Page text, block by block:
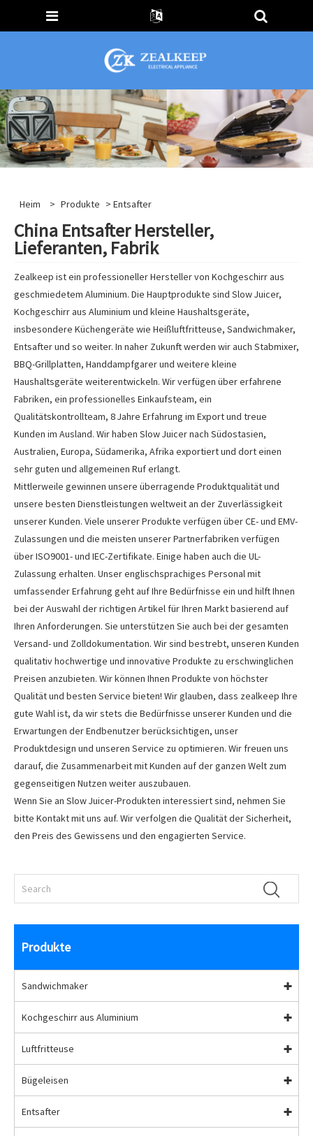
Heim > Produkte > Entsafter
China Entsafter Hersteller,
Lieferanten, Fabrik
Zealkeep ist ein professioneller Hersteller von Kochgeschirr aus
geschmiedetem Aluminium. Die Hauptprodukte sind Slow Juicer,
Kochgeschirr aus Aluminium und kleine Haushaltsgeräte,
insbesondere Küchengeräte wie Heißluftfritteuse, Sandwichmaker,
Entsafter und so weiter. In naher Zukunft werden wir auch Stabmixer,
BBQ-Grillplatten, Handdampfgarer und weitere kleine
Haushaltsgeräte weiterentwickeln. Wir verfügen über erfahrene
Fabriken, ein professionelles Einkaufsteam, ein
Qualitätskontrollteam, 8 Jahre Erfahrung im Export und treue
Kunden im Ausland. Wir haben Slow Juicer nach Südostasien,
Australien, Europa, Südamerika, Afrika exportiert und dort einen
sehr guten und allgemeinen Ruf erlangt.
Mittlerweile gewinnen unsere überragende Produktqualität und
unsere besten Dienstleistungen weltweit an der Zuverlässigkeit
unserer Kunden. Viele unserer Produkte verfügen über CE- und EMV-
Zulassungen und die meisten unserer Partnerfabriken verfügen
über ISO9001- und IEC-Zertifikate. Einige haben auch die UL-
Zulassung erhalten. Unser englischsprachiges Personal mit
umfassender Erfahrung geht auf Ihre Bedürfnisse ein und hilft Ihnen
bei der Auswahl der richtigen Artikel für Ihren Markt basierend auf
Ihren Anforderungen. Sie unterstützen Sie auch bei der gesamten
Versand- und Zolldokumentation. Wir sind bestrebt, unseren Kunden
qualitativ hochwertige und innovative Produkte zu erschwinglichen
Preisen anzubieten. Wir können Ihnen Produkte von höchster
Qualität und besten Service bieten! Wir glauben, dass zealkeep Ihre
gute Wahl ist, da wir stets die Bedürfnisse unserer Kunden und die
Erwartungen der Endbenutzer berücksichtigen, unser
Produktdesign und unseren Service zu optimieren. Wir freuen uns
darauf, die Zusammenarbeit mit Kunden auf der ganzen Welt zum
gegenseitigen Nutzen weiter auszubauen.
Wenn Sie an Slow Juicer-Produkten interessiert sind, nehmen Sie
bitte Kontakt mit uns auf. Wir verfolgen die Qualität der Sicherheit,
den Preis des Gewissens und den engagierten Service.
Produkte
Sandwichmaker
Kochgeschirr aus Aluminium
Luftfritteuse
Bügeleisen
Entsafter